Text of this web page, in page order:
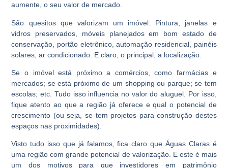
aumente, o seu valor de mercado.
São quesitos que valorizam um imóvel: Pintura, janelas e
vidros preservados, móveis planejados em bom estado de
conservação, portão eletrônico, automação residencial, painéis
solares, ar condicionado. E claro, o principal, a localização.
Se o imóvel está próximo a comércios, como farmácias e
mercados; se está próximo de um shopping ou parque; se tem
escolas; etc. Tudo isso influencia no valor do aluguel. Por isso,
fique atento ao que a região já oferece e qual o potencial de
crescimento (ou seja, se tem projetos para construção destes
espaços nas proximidades).
Visto tudo isso que já falamos, fica claro que Águas Claras é
uma região com grande potencial de valorização. E este é mais
um dos motivos para que investidores em patrimônio